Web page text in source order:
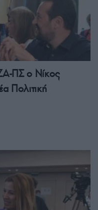
ΠΣ ο Νίκος
Πολιτική